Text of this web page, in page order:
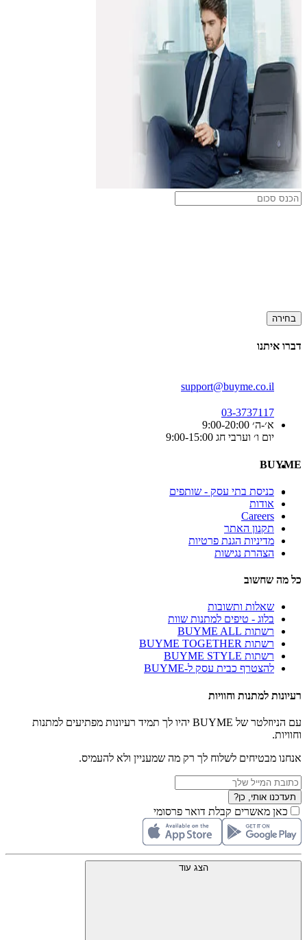
בחירה
דברו איתנו
support@buyme.co.il
03-3737117
א׳-ה׳ 9:00-20:00
יום ו׳ וערבי חג 9:00-15:00
BUYME
כניסת בתי עסק - שותפים
אודות
Careers
תקנון האתר
מדיניות הגנת פרטיות
הצהרת נגישות
כל מה שחשוב
שאלות ותשובות
בלוג - טיפים למתנות שוות
רשתות BUYME ALL
רשתות BUYME TOGETHER
רשתות BUYME STYLE
להצטרף כבית עסק ל-BUYME
רעיונות למתנות וחוויות
עם הניוזלטר של BUYME יהיו לך תמיד רעיונות מפתיעים למתנות
וחוויות.
אנחנו מבטיחים לשלוח לך רק מה שמעניין ולא להעמיס.
תעדכנו אותי, כן?
כאן מאשרים קבלת דואר פרסומי
הצג עוד